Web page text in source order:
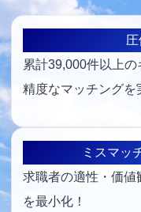
累計39,000件以上
精度なマッチングを
ミスマッ
求職者の適性・価値
を最小化！